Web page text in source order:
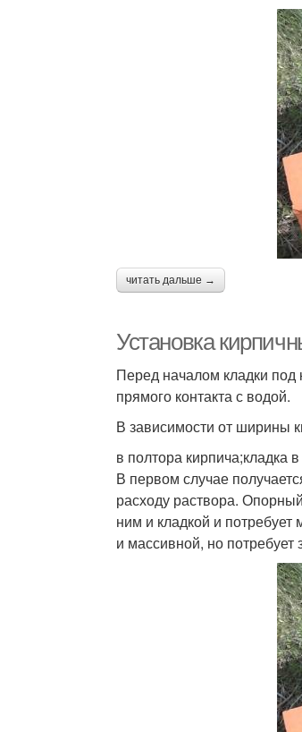
читать дальше →
Установка
Перед началом кладки
прямого контакта с водой.
В зависимости от ширины
в полтора кирпича;кладка
В первом случае
расходу раствора.
ним и кладкой и
и массивной, но